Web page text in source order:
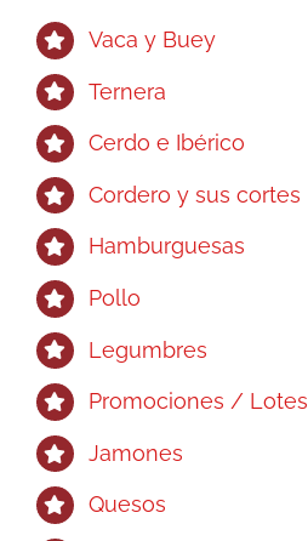
Vaca y Buey
Ternera
Cerdo e Ibérico
Cordero y sus cortes
Hamburguesas
Pollo
Legumbres
Promociones / Lotes
Jamones
Quesos